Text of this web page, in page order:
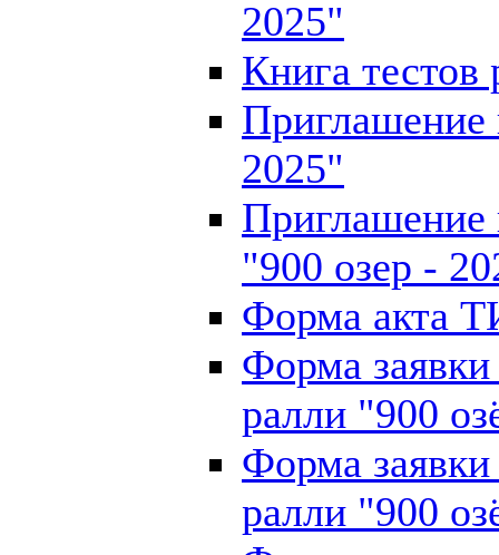
2025"
Книга
Приглашение
2025"
Приглашение
"900 озер -
Форма акта
Форма
ралли "900
Форма
ралли "900